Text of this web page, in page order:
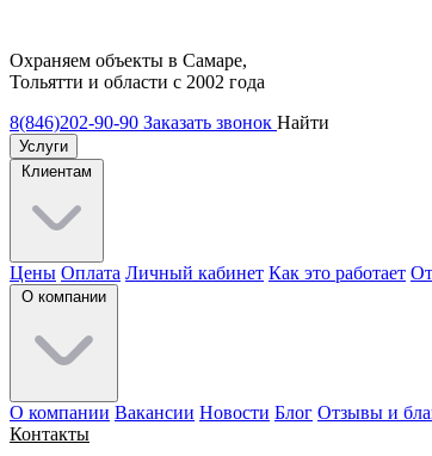
Охраняем объекты в Самаре,
Тольятти и области с 2002 года
8(846)202-90-90 Заказать звонок Найти
Услуги
Клиентам
Цены Оплата Личный кабинет Как это работает
О компании
О компании Вакансии Новости Блог Отзывы и
Контакты